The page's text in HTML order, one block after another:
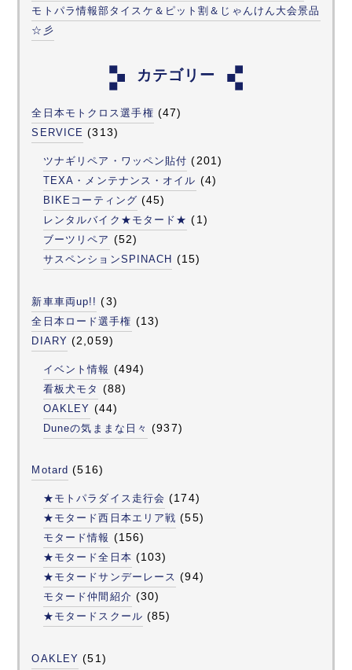
モトパラ情報部タイスケ＆ピット割＆じゃんけん大会景品
☆彡
カテゴリー
全日本モトクロス選手権 (47)
SERVICE (313)
ツナギリペア・ワッペン貼付 (201)
TEXA・メンテナンス・オイル (4)
BIKEコーティング (45)
レンタルバイク★モタード★ (1)
ブーツリペア (52)
サスペンションSPINACH (15)
新車車両up!! (3)
全日本ロード選手権 (13)
DIARY (2,059)
イベント情報 (494)
看板犬モタ (88)
OAKLEY (44)
Duneの気ままな日々 (937)
Motard (516)
★モトパラダイス走行会 (174)
★モタード西日本エリア戦 (55)
モタード情報 (156)
★モタード全日本 (103)
★モタードサンデーレース (94)
モタード仲間紹介 (30)
★モタードスクール (85)
OAKLEY (51)